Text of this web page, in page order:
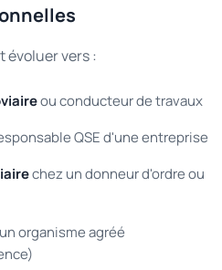
évoluer vers :
ou conducteur de travaux
QSE d'une entreprise
chez un donneur d'ordre ou
organisme agréé